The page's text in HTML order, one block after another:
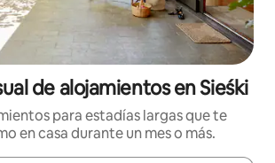
de alojamientos en Sieśki
para estadías largas que te
en casa durante un mes o más.